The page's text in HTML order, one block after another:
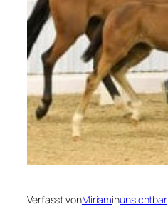
Verfasst vonMiriaminunsichtbar